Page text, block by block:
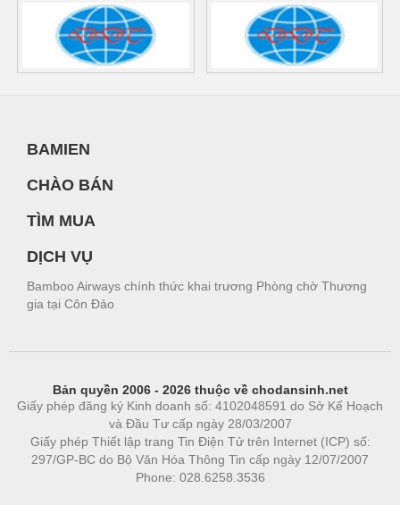
BAMIEN
CHÀO BÁN
TÌM MUA
DỊCH VỤ
Bamboo Airways chính thức khai trương Phòng chờ Thương
gia tại Côn Đảo
Bản quyền 2006 - 2026 thuộc về chodansinh.net
Giấy phép đăng ký Kinh doanh số: 4102048591 do Sở Kế Hoạch
và Đầu Tư cấp ngày 28/03/2007
Giấy phép Thiết lập trang Tin Điện Tử trên Internet (ICP) số:
297/GP-BC do Bộ Văn Hóa Thông Tin cấp ngày 12/07/2007
Phone: 028.6258.3536